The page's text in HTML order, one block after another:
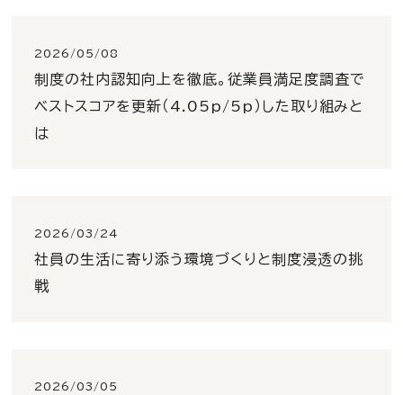
2026/05/08
制度の社内認知向上を徹底。従業員満足度調査で
ベストスコアを更新（4.05p/5p）した取り組みと
は
2026/03/24
社員の生活に寄り添う環境づくりと制度浸透の挑
戦
2026/03/05